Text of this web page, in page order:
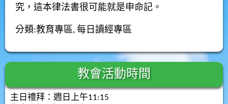
究，這本律法書很可能就是申命記。
分類:教育專區, 每日讀經專區
教會活動時間
主日禮拜：週日上午11:15